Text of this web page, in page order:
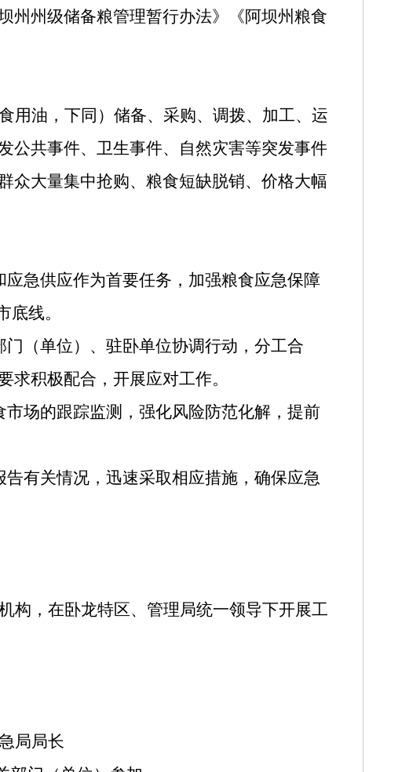
州州级储备粮管理暂行办法》《阿坝州粮食
用油，下同）储备、采购、调拨、加工、运
公共事件、卫生事件、自然灾害等突发事件
众大量集中抢购、粮食短缺脱销、价格大幅
急供应作为首要任务，加强粮食应急保障
线。
（单位）、驻卧单位协调行动，分工合
积极配合，开展应对工作。
场的跟踪监测，强化风险防范化解，提前
有关情况，迅速采取相应措施，确保应急
构，在卧龙特区、管理局统一领导下开展工
局局长